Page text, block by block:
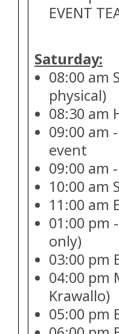
EVENT
Saturday:
08:00 am
physical)
08:30 am
09:00 am
event
09:00 am
10:00 am
11:00 am
01:00 pm
only)
03:00 pm
04:00 pm
Krawallo)
05:00 pm